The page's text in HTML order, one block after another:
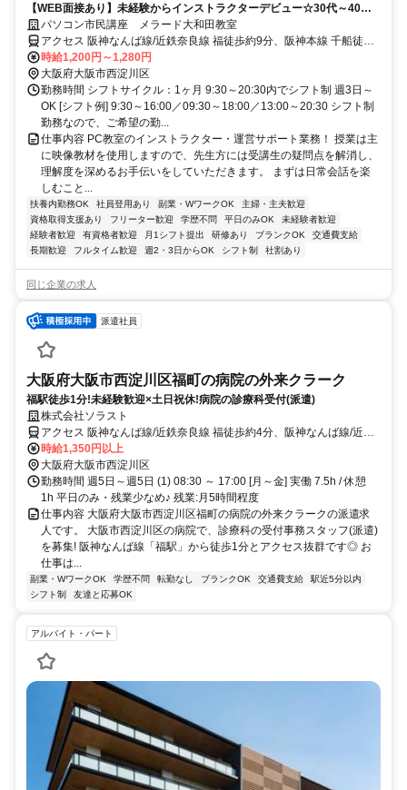
【WEB面接あり】未経験からインストラクターデビュー☆30代～40代
女性活躍中【週3日～】
パソコン市民講座 メラード大和田教室
アクセス 阪神なんば線/近鉄奈良線 福徒歩約9分、阪神本線 千船徒歩
約13分、阪神本線/山陽電鉄本線 姫島徒歩約14分 阪神本線「千船駅」
徒歩９分
時給1,200円～1,280円
大阪府大阪市西淀川区
勤務時間 シフトサイクル：1ヶ月 9:30～20:30内でシフト制 週3日～
OK [シフト例] 9:30～16:00／09:30～18:00／13:00～20:30 シフト制
勤務なので、ご希望の勤...
仕事内容 PC教室のインストラクター・運営サポート業務！ 授業は主
に映像教材を使用しますので、先生方には受講生の疑問点を解消し、
理解度を深めるお手伝いをしていただきます。 まずは日常会話を楽
しむこと...
扶養内勤務OK 社員登用あり 副業・WワークOK
主婦・主夫歓迎
資格取得支援あり
フリーター歓迎 学歴不問 平日のみOK
未経験者歓迎
経験者歓迎
有資格者歓迎 月1シフト提出 研修あり ブランクOK
交通費支給
長期歓迎
フルタイム歓迎 週2・3日からOK シフト制 社割あり
同じ企業の求人
派遣社員
大阪府大阪市西淀川区福町の病院の外来クラーク
福駅徒歩1分!未経験歓迎×土日祝休!病院の診療科受付(派遣)
株式会社ソラスト
アクセス 阪神なんば線/近鉄奈良線 福徒歩約4分、阪神なんば線/近鉄
奈良線 出来島徒歩約14分、阪神本線 姫島徒歩約19分 「福駅」徒歩1
分,敷地内全て禁煙
時給1,350円以上
大阪府大阪市西淀川区
勤務時間 週5日～週5日 (1) 08:30 ～ 17:00 [月～金] 実働 7.5h / 休憩
1h 平日のみ・残業少なめ♪ 残業:月5時間程度
仕事内容 大阪府大阪市西淀川区福町の病院の外来クラークの派遣求
人です。 大阪市西淀川区の病院で、診療科の受付事務スタッフ(派遣)
を募集! 阪神なんば線「福駅」から徒歩1分とアクセス抜群です◎ お
仕事は...
副業・WワークOK 学歴不問 転勤なし ブランクOK 交通費支給
駅近5分以内
シフト制
友達と応募OK
アルバイト・パート